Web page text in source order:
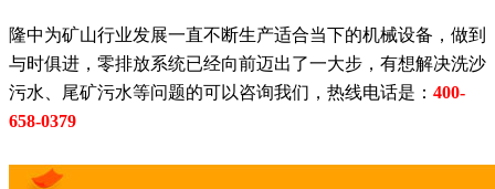
隆中为矿山行业发展一直不断生产适合当下的机械设备，做到
与时俱进，零排放系统已经向前迈出了一大步，有想解决洗沙
污水、尾矿污水等问题的可以咨询我们，热线电话是： 400-
658-0379